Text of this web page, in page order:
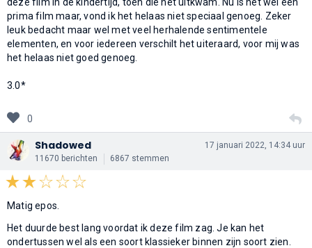
prima film maar, vond ik het helaas niet speciaal genoeg. Zeker
leuk bedacht maar wel met veel herhalende sentimentele
elementen, en voor iedereen verschilt het uiteraard, voor mij was
het helaas niet goed genoeg.
3.0*
0
Shadowed
11670 berichten 6867 stemmen
17 januari 2022, 14:34 uur
Matig epos.
Het duurde best lang voordat ik deze film zag. Je kan het
ondertussen wel als een soort klassieker binnen zijn soort zien.